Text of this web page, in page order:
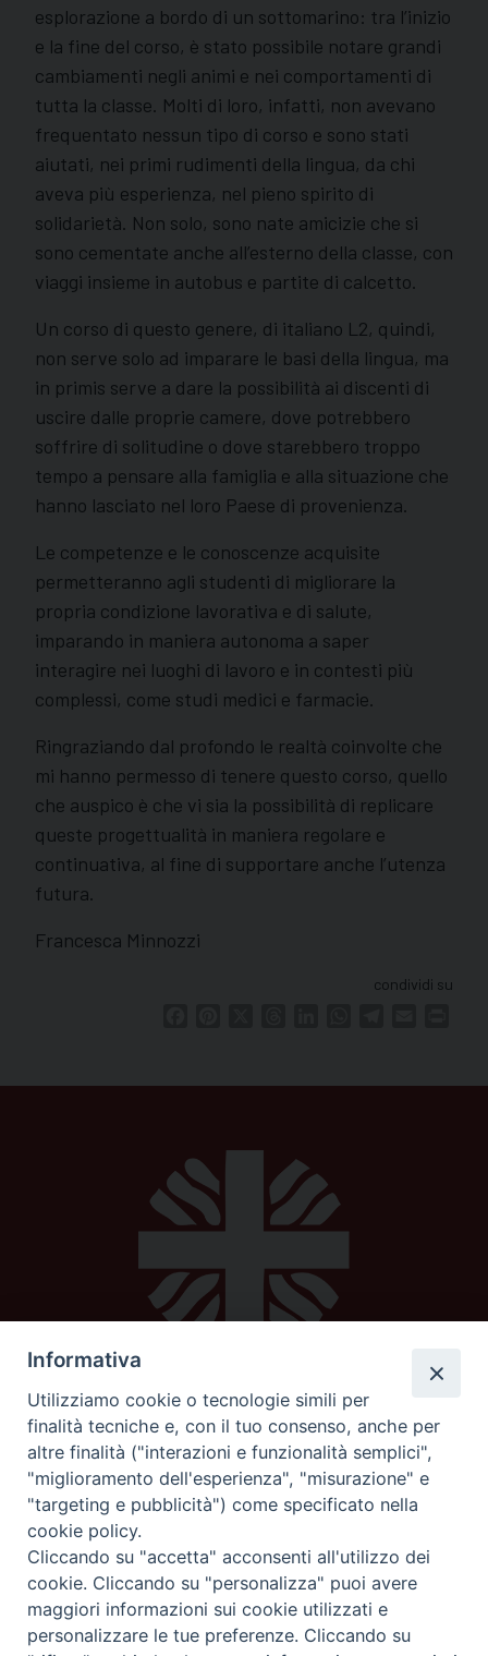
esplorazione a bordo di un sottomarino: tra l’inizio
e la fine del corso, è stato possibile notare grandi
cambiamenti negli animi e nei comportamenti di
tutta la classe. Molti di loro, infatti, non avevano
frequentato nessun tipo di corso e sono stati
aiutati, nei primi rudimenti della lingua, da chi
aveva più esperienza, nel pieno spirito di
solidarietà. Non solo, sono nate amicizie che si
sono cementate anche all’esterno della classe, con
viaggi insieme in autobus e partite di calcetto.
Un corso di questo genere, di italiano L2, quindi,
non serve solo ad imparare le basi della lingua, ma
in primis serve a dare la possibilità ai discenti di
uscire dalle proprie camere, dove potrebbero
soffrire di solitudine o dove starebbero troppo
tempo a pensare alla famiglia e alla situazione che
hanno lasciato nel loro Paese di provenienza.
Le competenze e le conoscenze acquisite
permetteranno agli studenti di migliorare la
propria condizione lavorativa e di salute,
imparando in maniera autonoma a saper
interagire nei luoghi di lavoro e in contesti più
complessi, come studi medici e farmacie.
Ringraziando dal profondo le realtà coinvolte che
mi hanno permesso di tenere questo corso, quello
che auspico è che vi sia la possibilità di replicare
queste progettualità in maniera regolare e
continuativa, al fine di supportare anche l’utenza
futura.
Francesca Minnozzi
condividi su
Caritas diocesana
Piazza Strambi 4
62100 Macerata
telefono 0733232795
mail:caritas@diocesimacerata.it
seguici su
Informativa
Utilizziamo cookie o tecnologie simili per
finalità tecniche e, con il tuo consenso, anche per
altre finalità ("interazioni e funzionalità semplici",
"miglioramento dell'esperienza", "misurazione" e
"targeting e pubblicità") come specificato nella
cookie policy.
Cliccando su "accetta" acconsenti all'utilizzo dei
cookie. Cliccando su "personalizza" puoi avere
maggiori informazioni sui cookie utilizzati e
personalizzare le tue preferenze. Cliccando su